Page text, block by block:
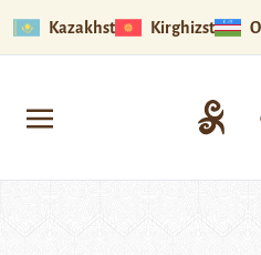
Kazakhstan Kirghizstan